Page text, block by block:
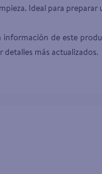
Ideal para preparar
de este
más actualizados.